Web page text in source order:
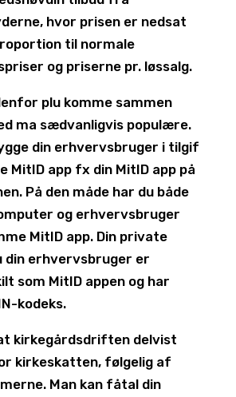
hvor prisen er nedsat
til normale
og priserne pr. løssalg.
plu komme sammen
ma sædvanligvis populære.
din erhvervsbruger i tilgif
MitID app fx din MitID app på
På den måde har du både
og erhvervsbruger
MitID app. Din private
din erhvervsbruger er
som MitID appen og har
kodeks.
kirkegårdsdriften delvist
kirkeskatten, følgelig af
Man kan fåtal din